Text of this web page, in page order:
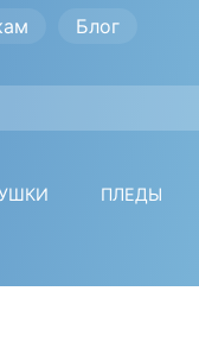
Блог
ПЛЕДЫ